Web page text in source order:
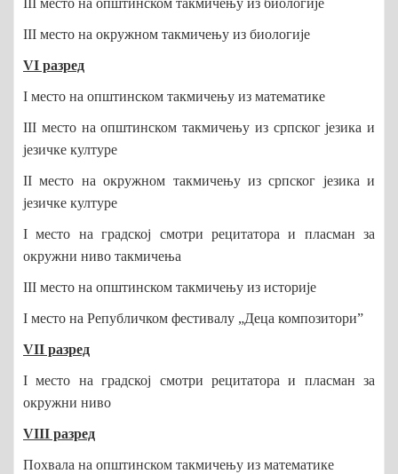
III место на општинском такмичењу из биологије
III место на окружном такмичењу из биологије
VI разред
I место на општинском такмичењу из математике
III место на општинском такмичењу из српског језика и
језичке културе
II место на окружном такмичењу из српског језика и
језичке културе
I место на градској смотри рецитатора и пласман за
окружни ниво такмичења
III место на општинском такмичењу из историје
I место на Републичком фестивалу „Деца композитори”
VII разред
I место на градској смотри рецитатора и пласман за
окружни ниво
VIII разред
Похвала на општинском такмичењу из математике